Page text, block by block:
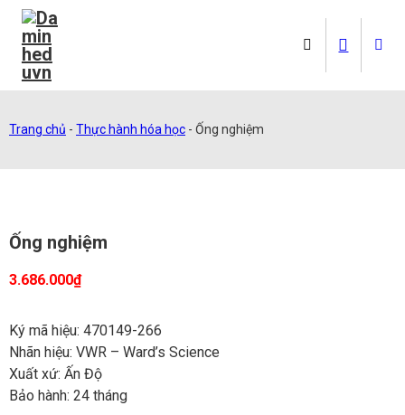
Trang chủ - Thực hành hóa học - Ống nghiệm
Ống nghiệm
3.686.000₫
Ký mã hiệu: 470149-266
Nhãn hiệu: VWR – Ward’s Science
Xuất xứ: Ấn Độ
Bảo hành: 24 tháng